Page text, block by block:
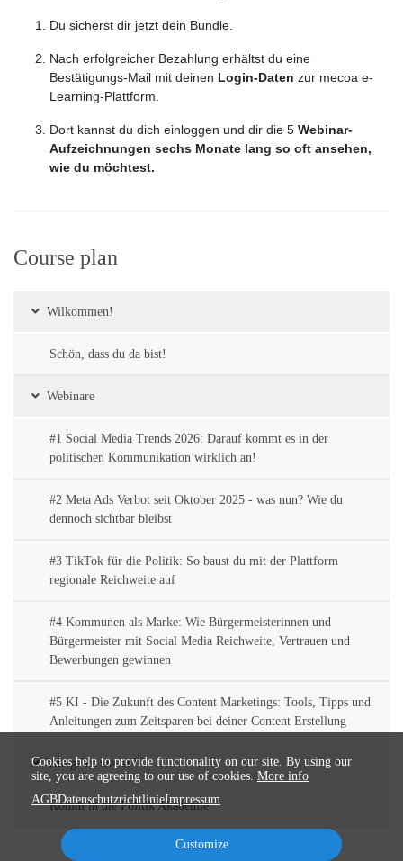
Du sicherst dir jetzt dein Bundle.
Nach erfolgreicher Bezahlung erhältst du eine
Bestätigungs-Mail mit deinen Login-Daten zur mecoa e-
Learning-Plattform.
Dort kannst du dich einloggen und dir die 5 Webinar-
Aufzeichnungen sechs Monate lang so oft ansehen,
wie du möchtest.
Course plan
Wilkommen!
Schön, dass du da bist!
Webinare
#1 Social Media Trends 2026: Darauf kommt es in der
politischen Kommunikation wirklich an!
#2 Meta Ads Verbot seit Oktober 2025 - was nun? Wie du
dennoch sichtbar bleibst
#3 TikTok für die Politik: So baust du mit der Plattform
regionale Reichweite auf
#4 Kommunen als Marke: Wie Bürgermeisterinnen und
Bürgermeister mit Social Media Reichweite, Vertrauen und
Bewerbungen gewinnen
#5 KI - Die Zukunft des Content Marketings: Tools, Tipps und
Anleitungen zum Zeitsparen bei deiner Content Erstellung
Wie gehts weiter?
Komm in die Politik Akademie
Cookies help to provide functionality on our site. By using our
site, you are agreeing to our use of cookies. More info
AGBDatenschutzrichtlinieImpressum
Customize